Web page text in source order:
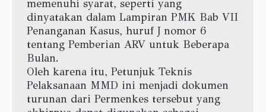
memenuhi syarat, seperti yang
dinyatakan dalam Lampiran PMK Bab VII
Penanganan Kasus, huruf J nomor 6
tentang Pemberian ARV untuk Beberapa
Bulan.
Oleh karena itu, Petunjuk Teknis
Pelaksanaan MMD ini menjadi dokumen
turunan dari Permenkes tersebut yang